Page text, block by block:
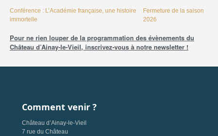
Conférence : L’Académie française, une histoire
immortelle
Fermeture de la saison
2026
Pour ne rien louper de la programmation des évènements du
Château d’Ainay-le-Vieil, inscrivez-vous à notre newsletter !
Comment venir ?
Château d’Ainay-le-Vieil
7 rue du Château